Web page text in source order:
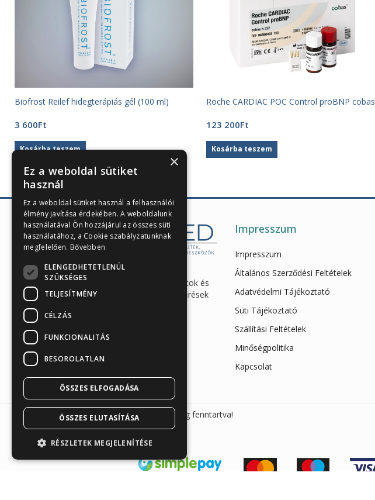
Biofrost Reilef hidegterápiás gél (100 ml)
3 600Ft
Kosárba teszem
Roche CARDIAC POC Control proBNP cobas
123 200Ft
Kosárba teszem
Enzimes béldaganatszűrés,
hasnyálmirigy funkciós vizsgálatok és
egészségügyi gyorstesztek, szűrések
Megyeri út 26.
+36 30 865 7792
Impresszum
Impresszum
Általános Szerződési Feltételek
Adatvédelmi Tájékoztató
Süti Tájékoztató
Szállítási Feltételek
Minőségpolitika
Kapcsolat
Sunmed Kft. 2026 © Minden jog fenntartva!
×
Ez a weboldal sütiket
használ
Ez a weboldal sütiket használ a felhasználói
élmény javítása érdekében. A weboldalunk
használatával Ön hozzájárul az összes süti
használatához, a Cookie szabályzatunknak
megfelelően. Bővebben
ELENGEDHETETLENÜL
SZÜKSÉGES
TELJESÍTMÉNY
CÉLZÁS
FUNKCIONALITÁS
BESOROLATLAN
ÖSSZES ELFOGADÁSA
ÖSSZES ELUTASÍTÁSA
RÉSZLETEK MEGJELENÍTÉSE